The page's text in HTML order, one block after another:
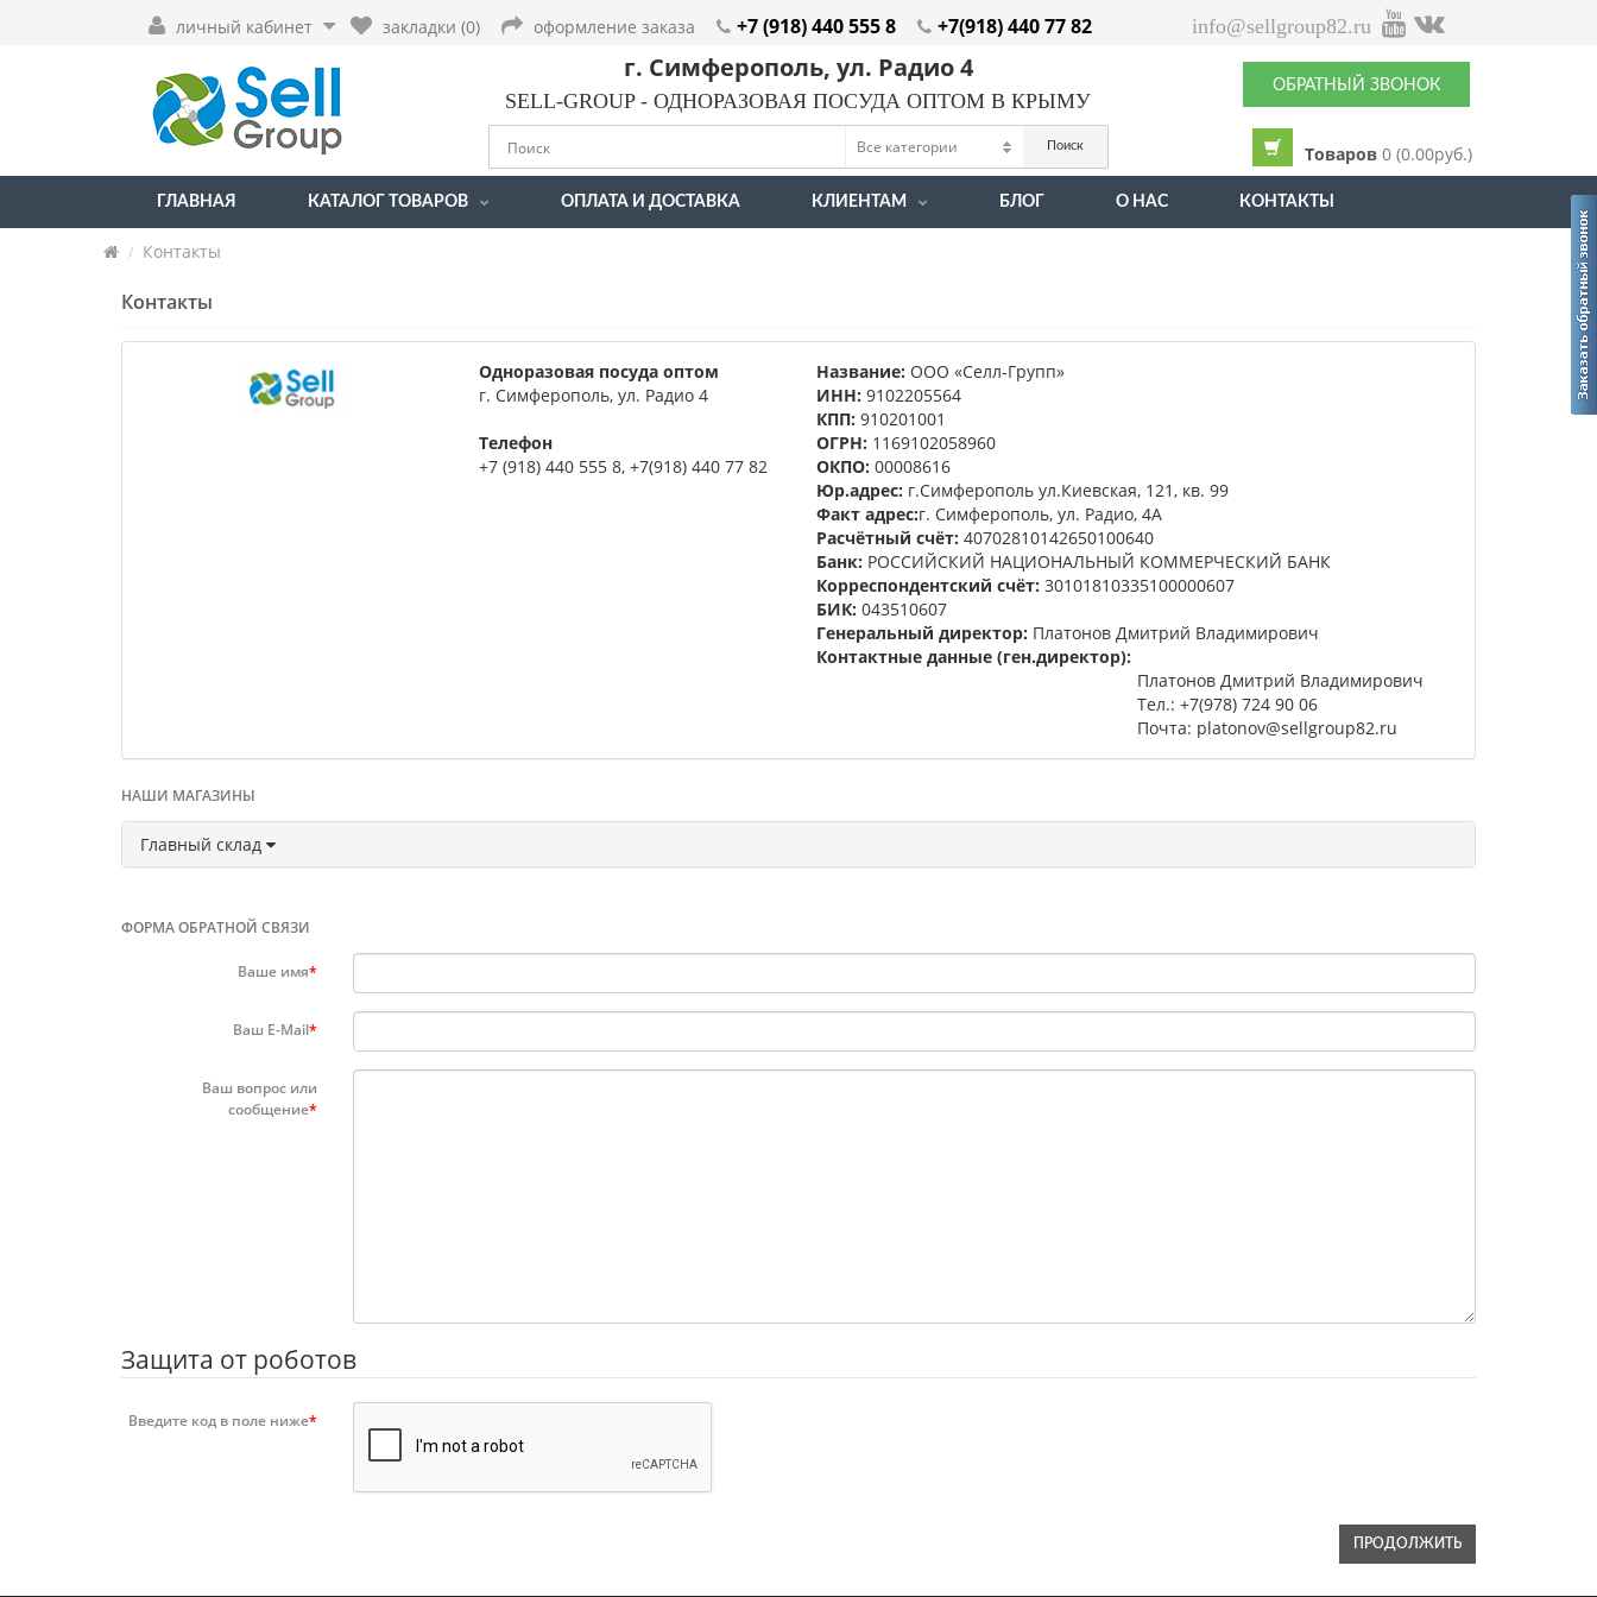
личный кабинет закладки (0) оформление заказа +7 (918) 440 555 8 +7(918) 440 77 82 info@sellgroup82.ru
г. Симферополь, ул. Радио 4
SELL-GROUP - ОДНОРАЗОВАЯ ПОСУДА ОПТОМ В КРЫМУ
ОБРАТНЫЙ ЗВОНОК
Поиск Товаров0 (0.00руб.)
ГЛАВНАЯ КАТАЛОГ ТОВАРОВ ОПЛАТА И ДОСТАВКА КЛИЕНТАМ БЛОГ О НАС КОНТАКТЫ
Контакты
Контакты
Одноразовая посуда оптом
г. Симферополь, ул. Радио 4
Телефон
+7 (918) 440 555 8, +7(918) 440 77 82
Название: ООО «Селл-Групп»
ИНН: 9102205564
КПП: 910201001
ОГРН: 1169102058960
ОКПО: 00008616
Юр.адрес: г.Симферополь ул.Киевская, 121, кв. 99
Факт адрес:г. Симферополь, ул. Радио, 4А
Расчётный счёт: 40702810142650100640
Банк: РОССИЙСКИЙ НАЦИОНАЛЬНЫЙ КОММЕРЧЕСКИЙ БАНК
Корреспондентский счёт: 30101810335100000607
БИК: 043510607
Генеральный директор: Платонов Дмитрий Владимирович
Контактные данные (ген.директор):
Платонов Дмитрий Владимирович
Тел.: +7(978) 724 90 06
Почта: platonov@sellgroup82.ru
НАШИ МАГАЗИНЫ
Главный склад
ФОРМА ОБРАТНОЙ СВЯЗИ
Ваше имя
Ваш E-Mail
Ваш вопрос или
сообщение
Защита от роботов
Введите код в поле ниже